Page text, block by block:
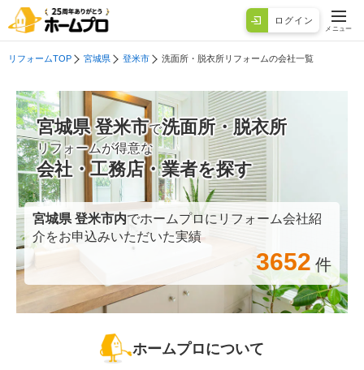
ログイン
メニュー
リフォームTOP 宮城県 登米市 洗面所・脱衣所リフォームの会社一覧
宮城県 登米市で洗面所・脱衣所
リフォームが得意な
会社・工務店・業者を探す
宮城県 登米市内でホームプロにリフォーム会社紹
介をお申込みいただいた実績
3652 件
ホームプロについて